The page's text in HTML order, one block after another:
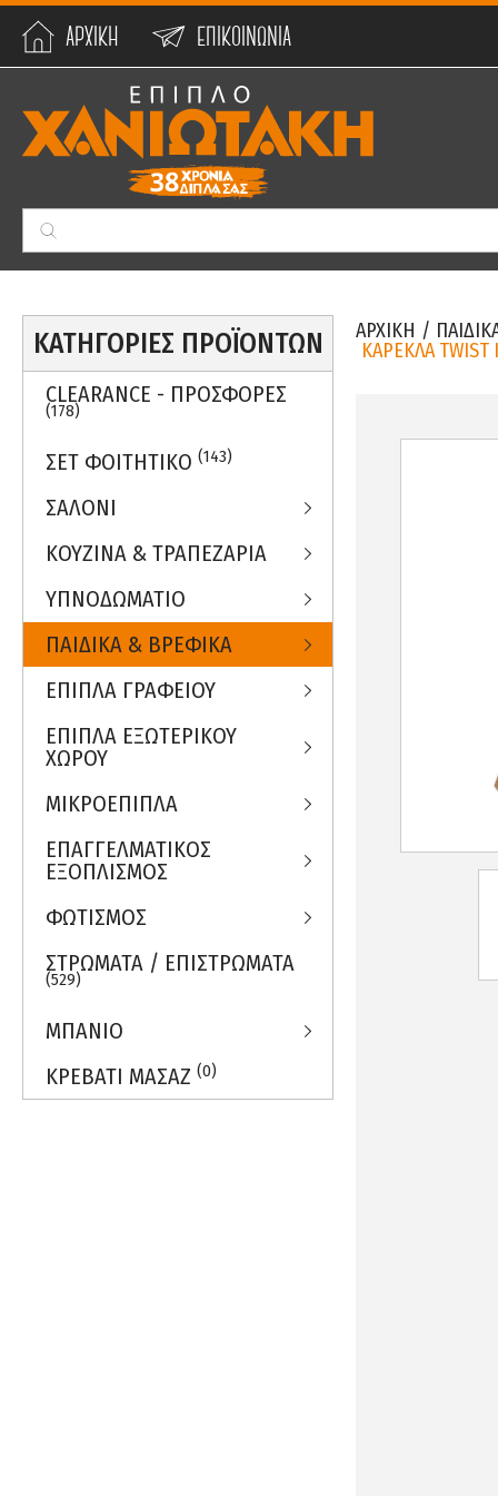
ΑΡΧΙΚΗ ΕΠΙΚΟΙΝΩΝΙΑ
ΚΑΤΗΓΟΡΙΕΣ ΠΡΟΪΟΝΤΩΝ
CLEARANCE - ΠΡΟΣΦΟΡΕΣ
(178)
ΣΕΤ ΦΟΙΤΗΤΙΚΟ (143)
ΣΑΛΟΝΙ
ΚΟΥΖΙΝΑ & ΤΡΑΠΕΖΑΡΙΑ
ΥΠΝΟΔΩΜΑΤΙΟ
ΠΑΙΔΙΚΑ & ΒΡΕΦΙΚΑ
ΕΠΙΠΛΑ ΓΡΑΦΕΙΟΥ
ΕΠΙΠΛΑ ΕΞΩΤΕΡΙΚΟΥ
ΧΩΡΟΥ
ΜΙΚΡΟΕΠΙΠΛΑ
ΕΠΑΓΓΕΛΜΑΤΙΚΟΣ
ΕΞΟΠΛΙΣΜΟΣ
ΦΩΤΙΣΜΟΣ
ΣΤΡΩΜΑΤΑ / ΕΠΙΣΤΡΩΜΑΤΑ
(529)
ΜΠΑΝΙΟ
ΚΡΕΒΑΤΙ ΜΑΣΑΖ (0)
ΑΡΧΙΚΗ /
ΚΑΡΕΚΛΑ